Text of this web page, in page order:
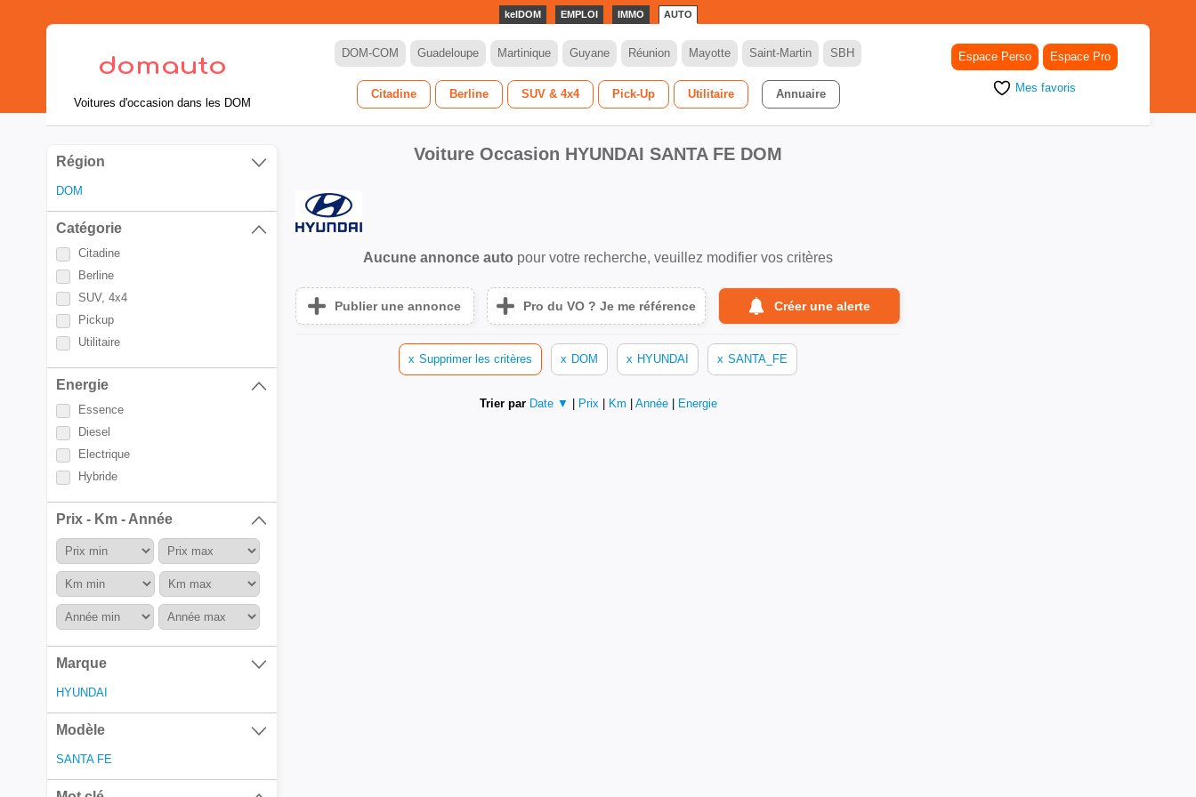
kelDOM EMPLOI IMMO AUTO
Voitures d'occasion dans les DOM
DOM-COM Guadeloupe Martinique Guyane Réunion Mayotte Saint-Martin SBH
Citadine Berline SUV & 4x4 Pick-Up Utilitaire Annuaire
Espace Perso Espace Pro
Mes favoris
Région
DOM
Catégorie
Citadine
Berline
SUV, 4x4
Pickup
Utilitaire
Energie
Essence
Diesel
Electrique
Hybride
Prix - Km - Année
Marque
HYUNDAI
Modèle
SANTA FE
Voiture Occasion HYUNDAI SANTA FE DOM
Aucune annonce auto pour votre recherche, veuillez modifier vos critères
Publier une annonce Pro du VO ? Je me référence Créer une alerte
x Supprimer les critères x DOM x HYUNDAI x SANTA_FE
Trier par Date ▼ Prix Km Année Energie